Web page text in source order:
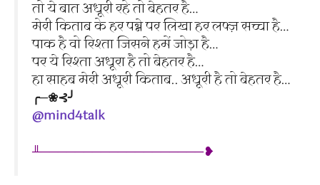
तो ये बात अधूरी रहे तो बेहतर है…
मेरी किताब के हर पन्ने पर लिखा हर लफ्ज़ सच्चा है…
पाक है वो रिश्ता जिसने हमें जोड़ा है…
पर ये रिश्ता अधूरा है तो बेहतर है…
हा साहब मेरी अधूरी किताब.. अधूरी है तो बेहतर है…
╭─❀⊰╯
@mind4talk
╨───────────────────❥